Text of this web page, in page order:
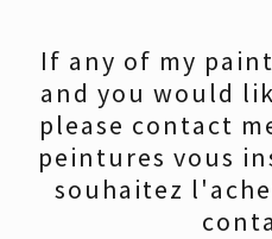
If any of my
and you would
please contact
peintures vous
souhaitez